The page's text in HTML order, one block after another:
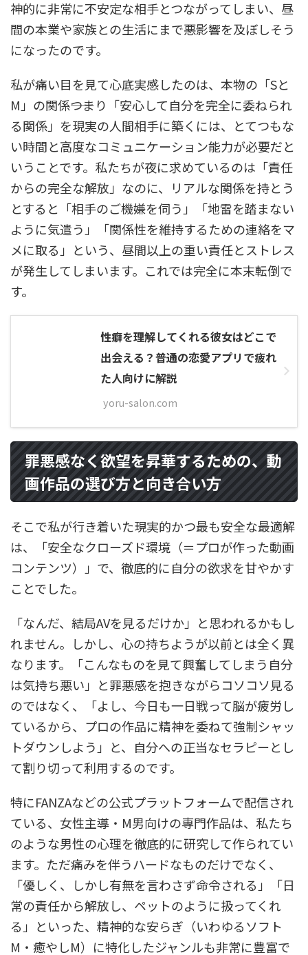
神的に非常に不安定な相手とつながってしまい、昼
間の本業や家族との生活にまで悪影響を及ぼしそう
になったのです。
私が痛い目を見て心底実感したのは、本物の「Sと
M」の関係――つまり「安心して自分を完全に委ねられ
る関係」を現実の人間相手に築くには、とてつもな
い時間と高度なコミュニケーション能力が必要だと
いうことです。私たちが夜に求めているのは「責任
からの完全な解放」なのに、リアルな関係を持とう
とすると「相手のご機嫌を伺う」「地雷を踏まない
ように気遣う」「関係性を維持するための連絡をマ
メに取る」という、昼間以上の重い責任とストレス
が発生してしまいます。これでは完全に本末転倒で
す。
性癖を理解してくれる彼女はどこで
出会える？普通の恋愛アプリで疲れ
た人向けに解説
yoru-salon.com
罪悪感なく欲望を昇華するための、動
画作品の選び方と向き合い方
そこで私が行き着いた現実的かつ最も安全な最適解
は、「安全なクローズド環境（＝プロが作った動画
コンテンツ）」で、徹底的に自分の欲求を甘やかす
ことでした。
「なんだ、結局AVを見るだけか」と思われるかもし
れません。しかし、心の持ちようが以前とは全く異
なります。「こんなものを見て興奮してしまう自分
は気持ち悪い」と罪悪感を抱きながらコソコソ見る
のではなく、「よし、今日も一日戦って脳が疲労し
ているから、プロの作品に精神を委ねて強制シャッ
トダウンしよう」と、自分への正当なセラピーとし
て割り切って利用するのです。
特にFANZAなどの公式プラットフォームで配信され
ている、女性主導・M男向けの専門作品は、私たち
のような男性の心理を徹底的に研究して作られてい
ます。ただ痛みを伴うハードなものだけでなく、
「優しく、しかし有無を言わさず命令される」「日
常の責任から解放し、ペットのように扱ってくれ
る」といった、精神的な安らぎ（いわゆるソフト
M・癒やしM）に特化したジャンルも非常に豊富で